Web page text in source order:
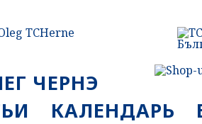
ЧЕРНЭ
КАЛЕНДАРЬ